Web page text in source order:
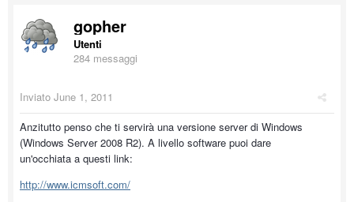
gopher
Utenti
284 messaggi
Inviato June 1, 2011
Anzitutto penso che ti servirà una versione server di Windows
(Windows Server 2008 R2). A livello software puoi dare
un'occhiata a questi link:
http://www.icmsoft.com/